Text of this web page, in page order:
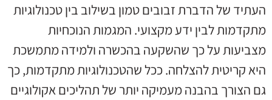
העתיד של הדברת זבובים טמון בשילוב בין טכנולוגיות
מתקדמות לבין ידע מקצועי. המגמות הנוכחיות
מצביעות על כך שהשקעה בהכשרה ולמידה מתמשכת
היא קריטית להצלחה. ככל שהטכנולוגיות מתקדמות, כך
גם הצורך בהבנה מעמיקה יותר של תהליכים אקולוגיים